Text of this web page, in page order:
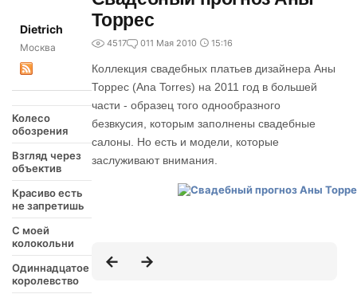
Dietrich
Москва
Колесо
обозрения
Взгляд через
объектив
Красиво есть
не запретишь
С моей
колокольни
Одиннадцатое
королевство
Торрес
4517 011 Мая 2010 15:16
Коллекция свадебных платьев дизайнера Аны
Торрес (Ana Torres) на 2011 год в большей
части - образец того однообразного
безвкусия, которым заполнены свадебные
салоны. Но есть и модели, которые
заслуживают внимания.